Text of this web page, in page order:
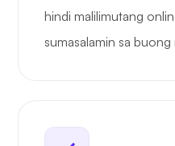
hindi malilimutang
sumasalamin sa